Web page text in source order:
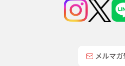
メルマガ